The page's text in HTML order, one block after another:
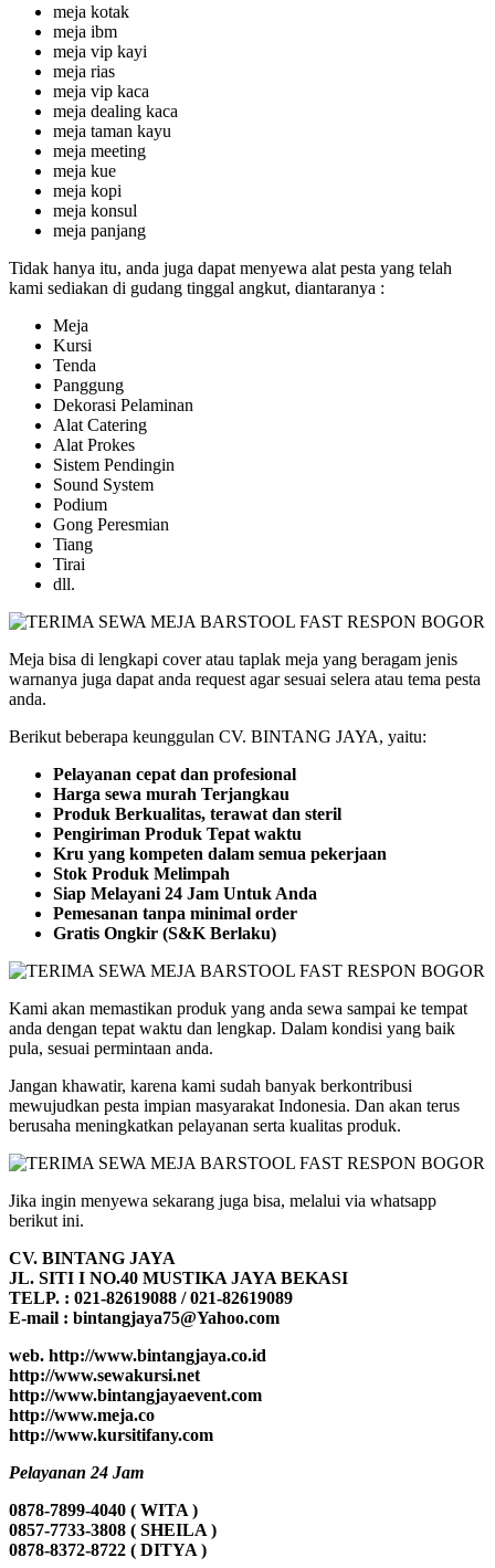
meja kotak
meja ibm
meja vip kayi
meja rias
meja vip kaca
meja dealing kaca
meja taman kayu
meja meeting
meja kue
meja kopi
meja konsul
meja panjang
Tidak hanya itu, anda juga dapat menyewa alat pesta yang telah
kami sediakan di gudang tinggal angkut, diantaranya :
Meja
Kursi
Tenda
Panggung
Dekorasi Pelaminan
Alat Catering
Alat Prokes
Sistem Pendingin
Sound System
Podium
Gong Peresmian
Tiang
Tirai
dll.
Meja bisa di lengkapi cover atau taplak meja yang beragam jenis
warnanya juga dapat anda request agar sesuai selera atau tema pesta
anda.
Berikut beberapa keunggulan CV. BINTANG JAYA, yaitu:
Pelayanan cepat dan profesional
Harga sewa murah Terjangkau
Produk Berkualitas, terawat dan steril
Pengiriman Produk Tepat waktu
Kru yang kompeten dalam semua pekerjaan
Stok Produk Melimpah
Siap Melayani 24 Jam Untuk Anda
Pemesanan tanpa minimal order
Gratis Ongkir (S&K Berlaku)
Kami akan memastikan produk yang anda sewa sampai ke tempat
anda dengan tepat waktu dan lengkap. Dalam kondisi yang baik
pula, sesuai permintaan anda.
Jangan khawatir, karena kami sudah banyak berkontribusi
mewujudkan pesta impian masyarakat Indonesia. Dan akan terus
berusaha meningkatkan pelayanan serta kualitas produk.
Jika ingin menyewa sekarang juga bisa, melalui via whatsapp
berikut ini.
CV. BINTANG JAYA
JL. SITI I NO.40 MUSTIKA JAYA BEKASI
TELP. : 021-82619088 / 021-82619089
E-mail : bintangjaya75@Yahoo.com
web. http://www.bintangjaya.co.id
http://www.sewakursi.net
http://www.bintangjayaevent.com
http://www.meja.co
http://www.kursitifany.com
Pelayanan 24 Jam
0878-7899-4040 ( WITA )
0857-7733-3808 ( SHEILA )
0878-8372-8722 ( DITYA )